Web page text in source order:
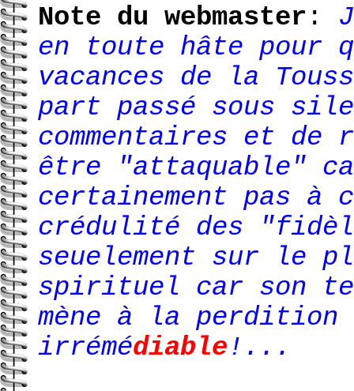
Note du webmaster :
en toute hâte
vacances de la
part passé sous
commentaires et
être "attaquable"
certainement pas
crédulité des
seuelement sur le
spirituel car son
mène à la perdition
irrémédiable !...